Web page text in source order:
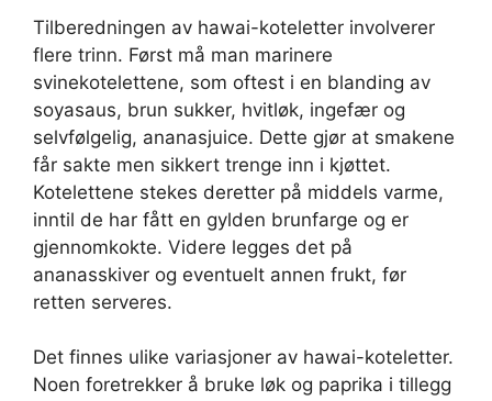
Tilberedningen av hawai-koteletter involverer
flere trinn. Først må man marinere
svinekotelettene, som oftest i en blanding av
soyasaus, brun sukker, hvitløk, ingefær og
selvfølgelig, ananasjuice. Dette gjør at smakene
får sakte men sikkert trenge inn i kjøttet.
Kotelettene stekes deretter på middels varme,
inntil de har fått en gylden brunfarge og er
gjennomkokte. Videre legges det på
ananasskiver og eventuelt annen frukt, før
retten serveres.
Det finnes ulike variasjoner av hawai-koteletter.
Noen foretrekker å bruke løk og paprika i tillegg